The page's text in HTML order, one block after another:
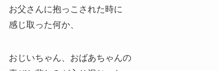
お父さんに抱っこされた時に
感じ取った何か、
おじいちゃん、おばあちゃんの